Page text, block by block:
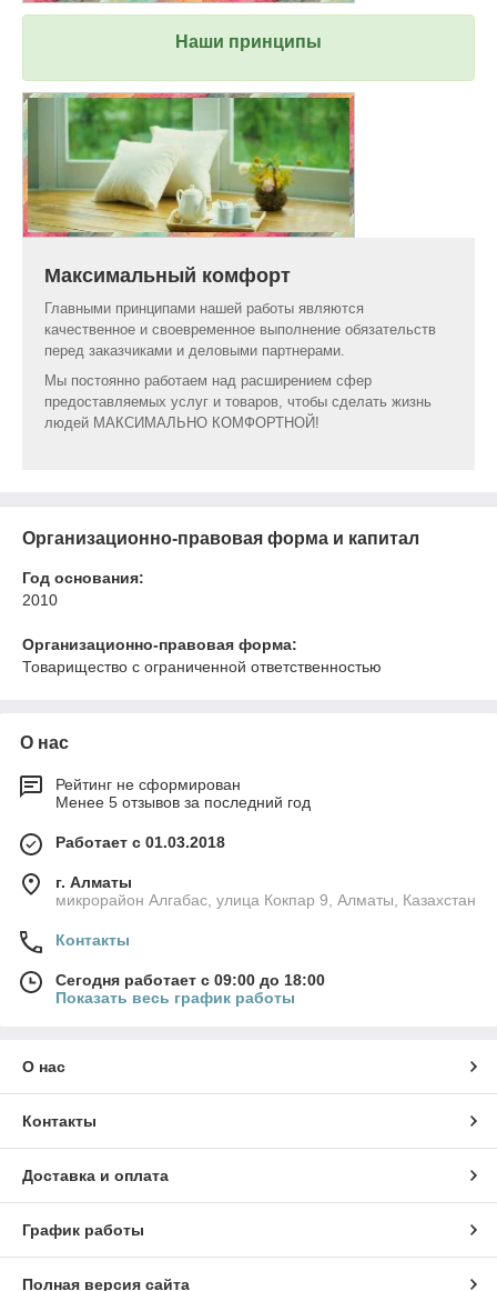
Наши принципы
Максимальный комфорт
Главными принципами нашей работы являются
качественное и своевременное выполнение обязательств
перед заказчиками и деловыми партнерами.
Мы постоянно работаем над расширением сфер
предоставляемых услуг и товаров, чтобы сделать жизнь
людей МАКСИМАЛЬНО КОМФОРТНОЙ!
Организационно-правовая форма и капитал
Год основания:
2010
Организационно-правовая форма:
Товарищество с ограниченной ответственностью
О нас
Рейтинг не сформирован
Менее 5 отзывов за последний год
Работает с 01.03.2018
г. Алматы
микрорайон Алгабас, улица Кокпар 9, Алматы, Казахстан
Контакты
Сегодня работает с 09:00 до 18:00
Показать весь график работы
О нас
Контакты
Доставка и оплата
График работы
Полная версия сайта